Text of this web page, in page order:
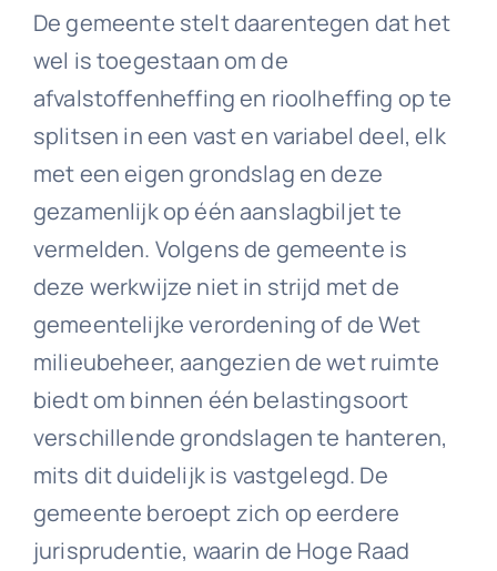
De gemeente stelt daarentegen dat het
wel is toegestaan om de
afvalstoffenheffing en rioolheffing op te
splitsen in een vast en variabel deel, elk
met een eigen grondslag en deze
gezamenlijk op één aanslagbiljet te
vermelden. Volgens de gemeente is
deze werkwijze niet in strijd met de
gemeentelijke verordening of de Wet
milieubeheer, aangezien de wet ruimte
biedt om binnen één belastingsoort
verschillende grondslagen te hanteren,
mits dit duidelijk is vastgelegd. De
gemeente beroept zich op eerdere
jurisprudentie, waarin de Hoge Raad